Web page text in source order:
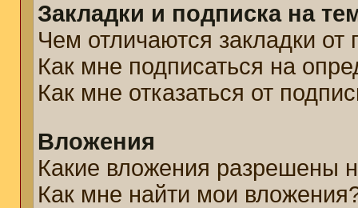
Закладки и подписка на
Чем отличаются закладки от
Как мне подписаться на
Как мне отказаться от
Вложения
Какие вложения разрешены
Как мне найти мои